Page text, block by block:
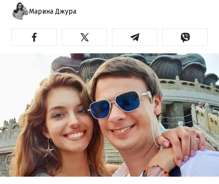
Марина Джура